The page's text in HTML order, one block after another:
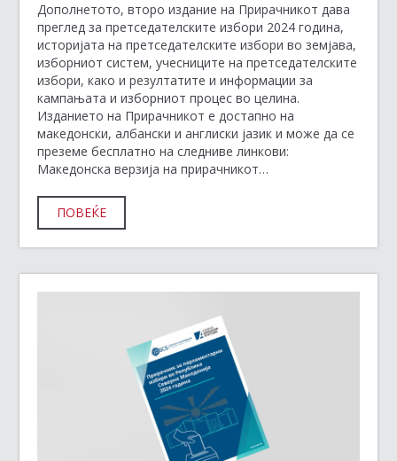
Дополнетото, второ издание на Прирачникот дава
преглед за претседателските избори 2024 година,
историјата на претседателските избори во земјава,
изборниот систем, учесниците на претседателските
избори, како и резултатите и информации за
кампањата и изборниот процес во целина.
Изданието на Прирачникот е достапно на
македонски, албански и англиски јазик и може да се
преземе бесплатно на следниве линкови:
Македонска верзија на прирачникот…
ПОВЕЌЕ